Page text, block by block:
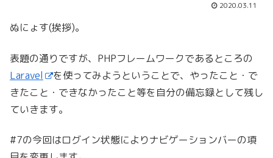
2020.03.11
ぬにょす(挨拶)。
表題の通りですが、PHPフレームワークであるところの
Laravel
を使ってみようということで、やったこと・で
きたこと・できなかったこと等を自分の備忘録として残し
ていきます。
#7の今回はログイン状態によりナビゲーションバーの項